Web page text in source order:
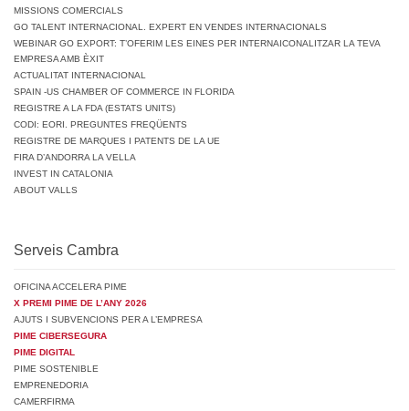
MISSIONS COMERCIALS
GO TALENT INTERNACIONAL. EXPERT EN VENDES INTERNACIONALS
WEBINAR GO EXPORT: T’OFERIM LES EINES PER INTERNAICONALITZAR LA TEVA
EMPRESA AMB ÈXIT
ACTUALITAT INTERNACIONAL
SPAIN -US CHAMBER OF COMMERCE IN FLORIDA
REGISTRE A LA FDA (ESTATS UNITS)
CODI: EORI. PREGUNTES FREQÜENTS
REGISTRE DE MARQUES I PATENTS DE LA UE
FIRA D’ANDORRA LA VELLA
INVEST IN CATALONIA
ABOUT VALLS
Serveis Cambra
OFICINA ACCELERA PIME
X PREMI PIME DE L’ANY 2026
AJUTS I SUBVENCIONS PER A L’EMPRESA
PIME CIBERSEGURA
PIME DIGITAL
PIME SOSTENIBLE
EMPRENEDORIA
CAMERFIRMA